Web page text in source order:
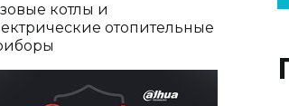
котлы и
отопительные